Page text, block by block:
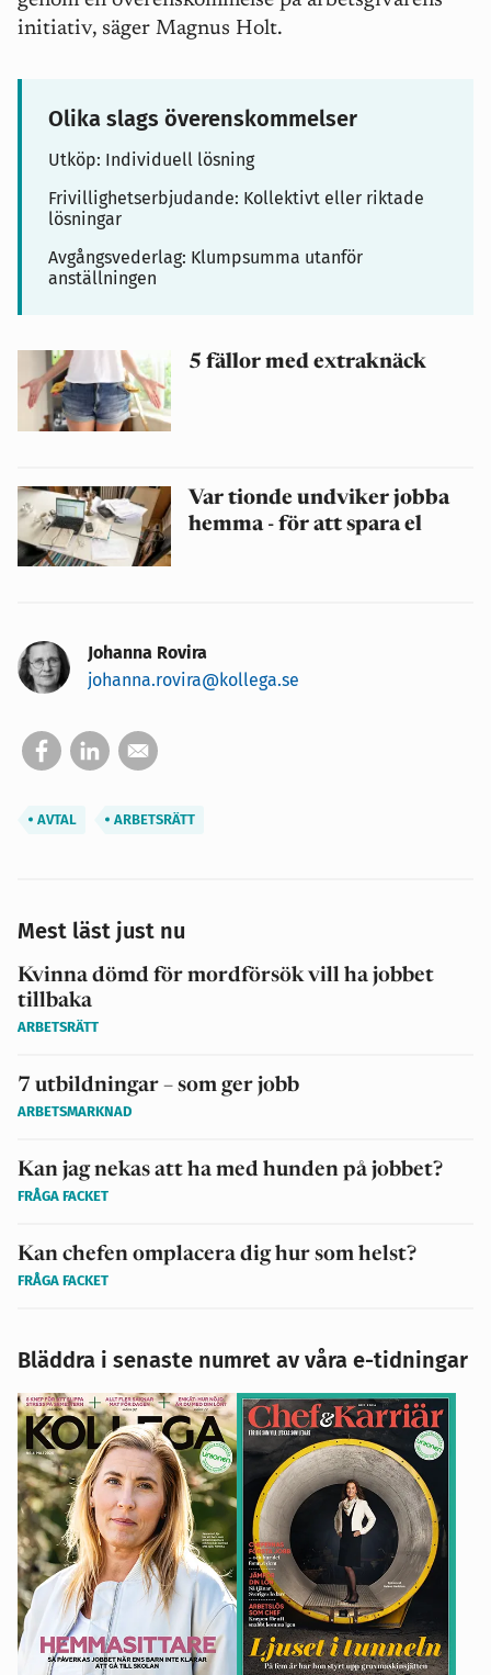
initiativ, säger Magnus Holt.
Olika slags överenskommelser
Utköp: Individuell lösning
Frivillighetserbjudande: Kollektivt eller riktade
lösningar
Avgångsvederlag: Klumpsumma utanför
anställningen
5 fällor med extraknäck
Var tionde undviker jobba
hemma - för att spara el
Johanna Rovira
johanna.rovira@kollega.se
AVTAL ARBETSRÄTT
Mest läst just nu
Kvinna dömd för mordförsök vill ha jobbet
tillbaka
ARBETSRÄTT
7 utbildningar – som ger jobb
ARBETSMARKNAD
Kan jag nekas att ha med hunden på jobbet?
FRÅGA FACKET
Kan chefen omplacera dig hur som helst?
FRÅGA FACKET
Bläddra i senaste numret av våra e-tidningar